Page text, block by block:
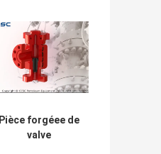
Pièce forgéee de
valve